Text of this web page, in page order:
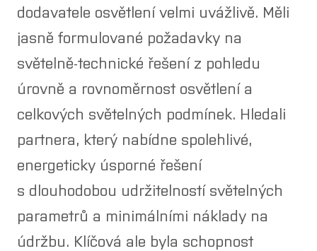
dodavatele osvětlení velmi uvážlivě. Měli
jasně formulované požadavky na
světelně-technické řešení z pohledu
úrovně a rovnoměrnost osvětlení a
celkových světelných podmínek. Hledali
partnera, který nabídne spolehlivé,
energeticky úsporné řešení
s dlouhodobou udržitelností světelných
parametrů a minimálními náklady na
údržbu. Klíčová ale byla schopnost